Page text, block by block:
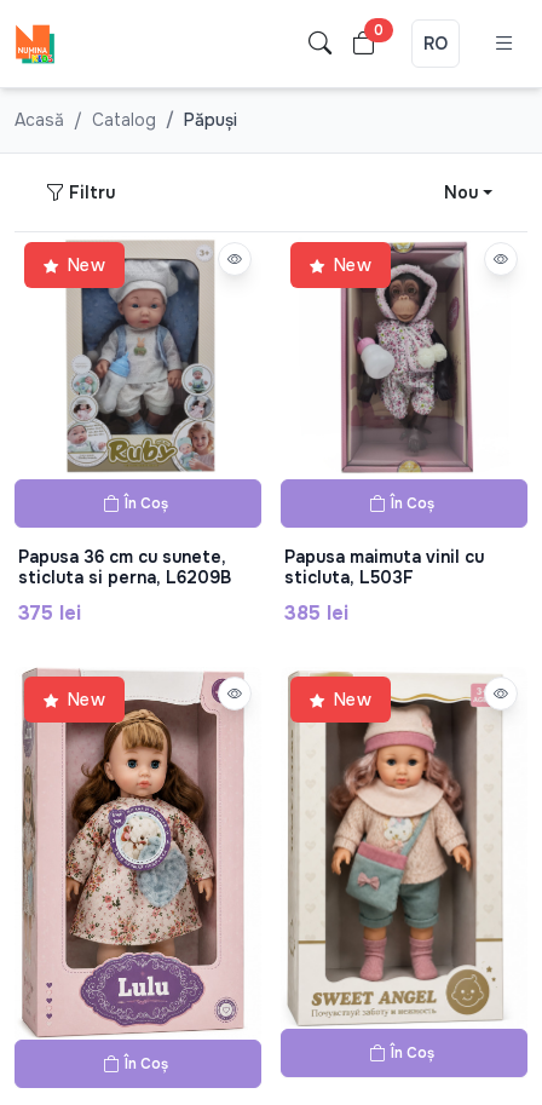
0
RO
Acasă Catalog Păpuși
Filtru Nou
New
În Coș
Papusa 36 cm cu sunete,
sticluta si perna, L6209B
375 lei
New
În Coș
Papusa maimuta vinil cu
sticluta, L503F
385 lei
New
În Coș
New
În Coș